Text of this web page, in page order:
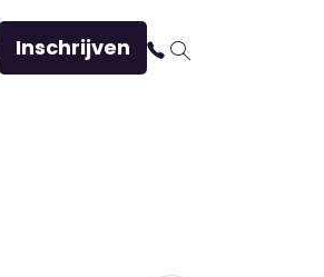
Inschrijven